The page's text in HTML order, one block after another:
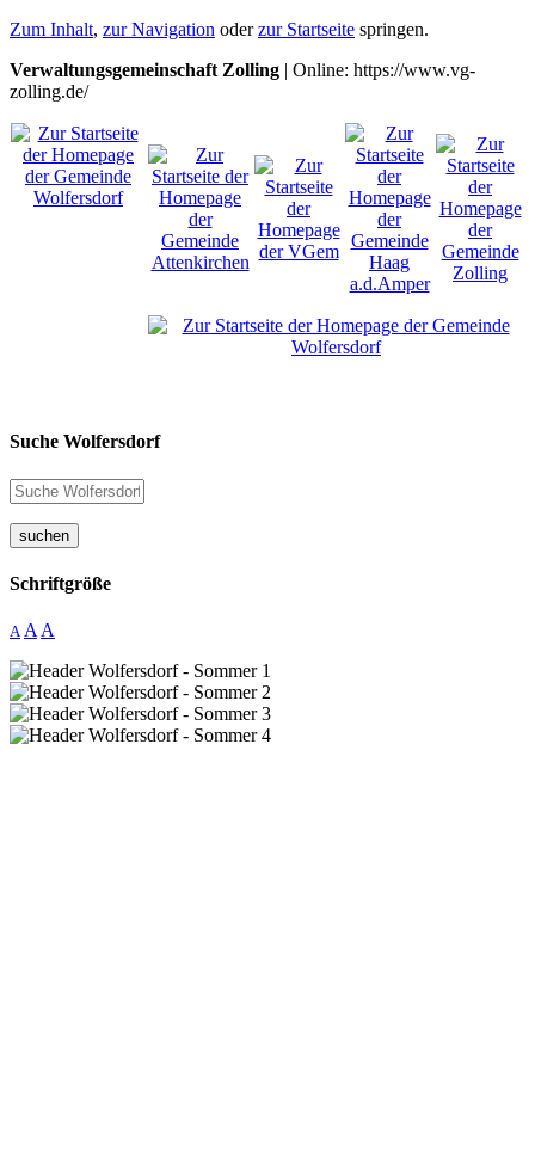
Zum Inhalt, zur Navigation oderzur Startseite springen.
Verwaltungsgemeinschaft Zolling | Online: https://www.vg-
zolling.de/
Suche Wolfersdorf
suchen
Schriftgröße
A A A